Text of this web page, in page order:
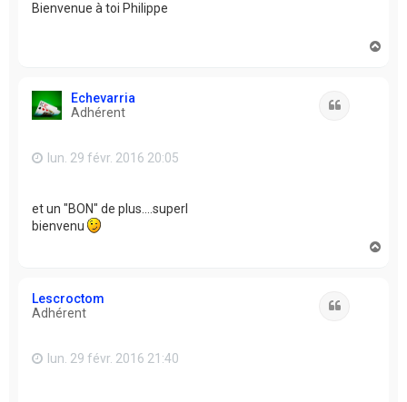
Bienvenue à toi Philippe
Echevarria
Adhérent
lun. 29 févr. 2016 20:05
et un "BON" de plus....superl
bienvenu
Lescroctom
Adhérent
lun. 29 févr. 2016 21:40